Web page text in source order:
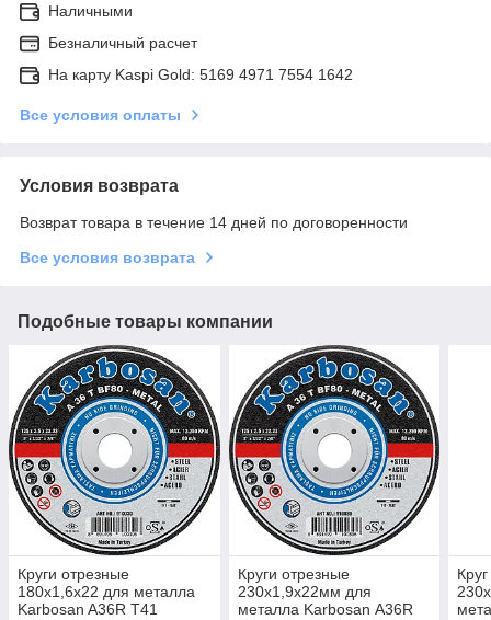
Наличными
Безналичный расчет
На карту Kaspi Gold: 5169 4971 7554 1642
Все условия оплаты
Условия возврата
Возврат товара в течение 14 дней по договоренности
Все условия возврата
Подобные товары компании
Круги отрезные
180x1,6x22 для металла
Karbosan A36R T41
Круги отрезные
230х1,9х22мм для
металла Karbosan А36R